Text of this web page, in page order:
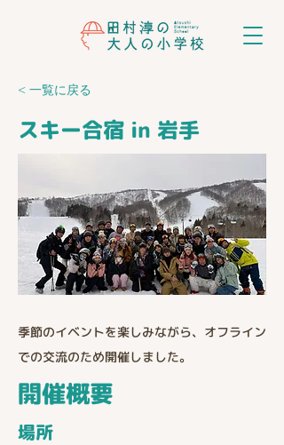
< 一覧に戻る
スキー合宿 in 岩手
季節のイベントを楽しみながら、オフライン
での交流のため開催しました。
開催概要
場所